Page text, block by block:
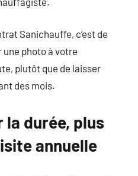
Sanichauffe, c’est de
une photo à votre
plutôt que de laisser
des mois.
la durée, plus
annuelle